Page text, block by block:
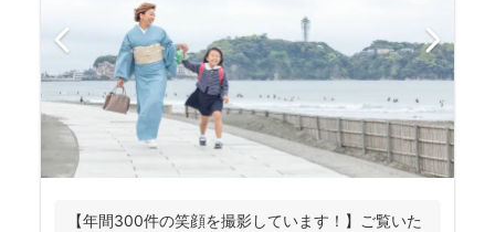
【年間300件の笑顔を撮影しています！】ご覧いた